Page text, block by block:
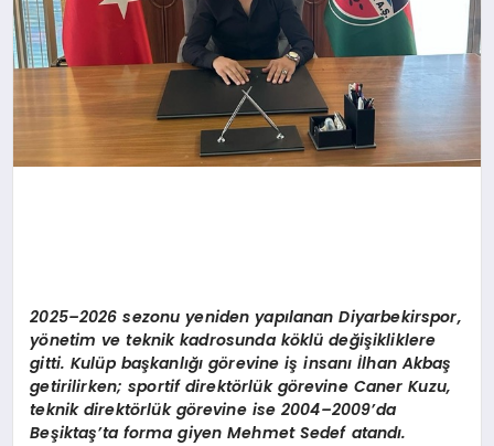
2025–2026 sezonu yeniden yapılanan Diyarbekirspor,
yönetim ve teknik kadrosunda köklü değişikliklere
gitti. Kulüp başkanlığı görevine iş insanı İlhan Akbaş
getirilirken; sportif direktörlük görevine Caner Kuzu,
teknik direktörlük görevine ise 2004–2009’da
Beşiktaş’ta forma giyen Mehmet Sedef atandı.